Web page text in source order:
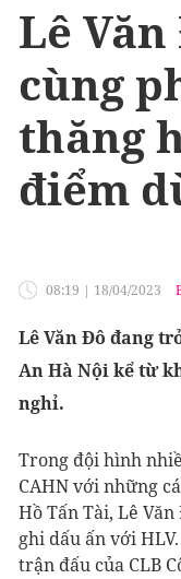
Lê
cùng
thăng
điểm
08:19 | 18/04/2023
Lê Văn Đô đang
An Hà Nội kể từ
nghỉ.
Trong đội hình
CAHN với những
Hồ Tấn Tài, Lê
ghi dấu ấn với
trận đấu của CLB